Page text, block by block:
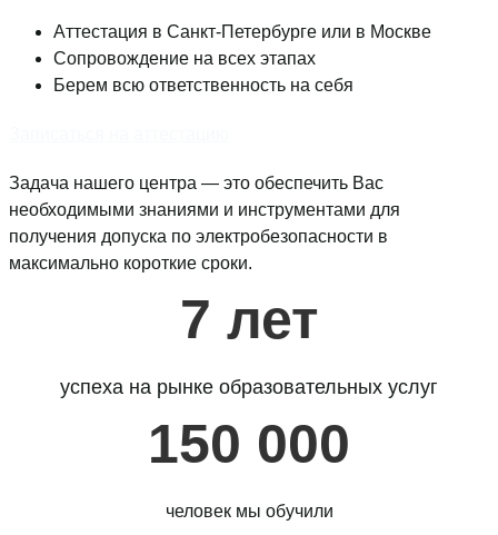
Аттестация в Санкт-Петербурге или в Москве
Сопровождение на всех этапах
Берем всю ответственность на себя
Задача нашего центра — это обеспечить Вас
необходимыми знаниями и инструментами для
получения допуска по электробезопасности в
максимально короткие сроки.
7 лет
успеха на рынке образовательных услуг
150 000
человек мы обучили